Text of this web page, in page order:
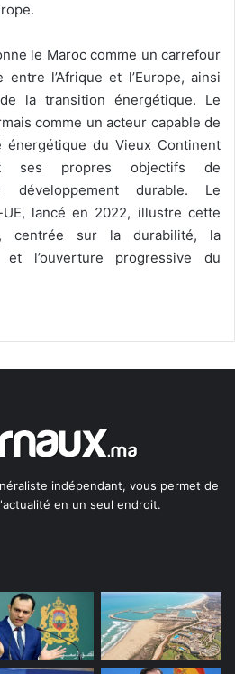
le Maroc comme un carrefour
l’Afrique et l’Europe, ainsi
la transition énergétique. Le
comme un acteur capable de
du Vieux Continent
ses propres objectifs de
durable. Le
lancé en 2022, illustre cette
centrée sur la durabilité, la
et l’ouverture progressive du
indépendant, vous permet de
en un seul endroit.